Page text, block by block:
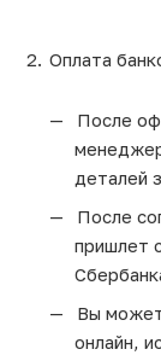
Оплата
После
деталей
После
пришлет
Вы
онлайн,